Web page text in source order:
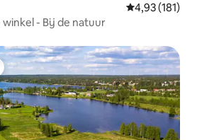
Gemiddelde
4,93 (181)
winkel - Bij de natuur